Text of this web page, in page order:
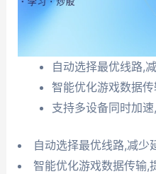
自动选择最优线路,
智能优化游戏数据
支持多设备同时加
自动选择最优线路,减少
智能优化游戏数据传输,